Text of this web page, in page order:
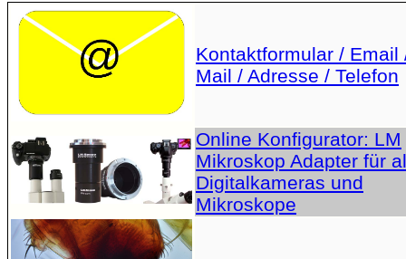
Kontaktformular / Email
Mail / Adresse / Telefon
Online Konfigurator: LM
Mikroskop Adapter für
Digitalkameras und
Mikroskope